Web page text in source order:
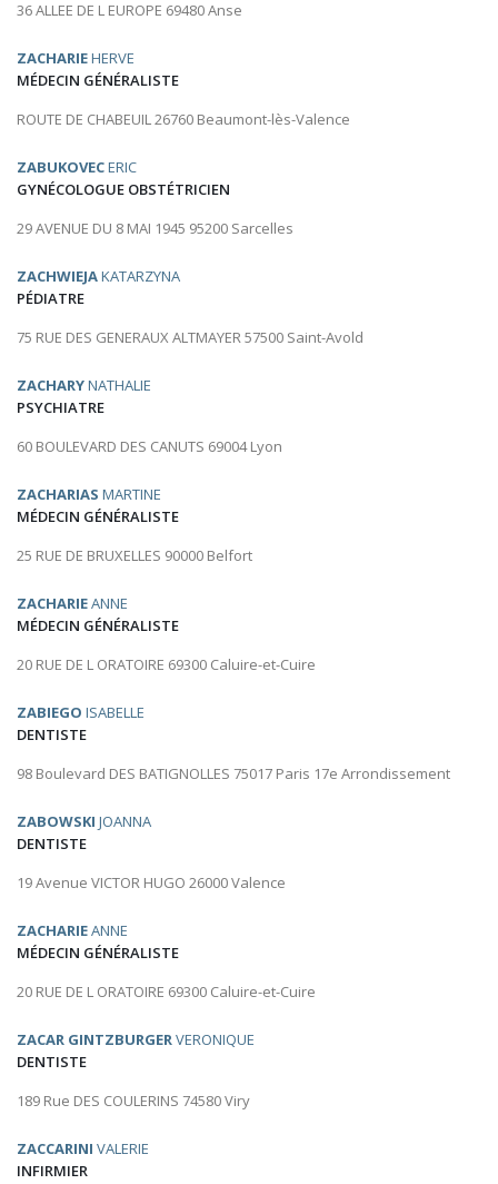
36 ALLEE DE L EUROPE 69480 Anse
ZACHARIEHERVE
MÉDECIN GÉNÉRALISTE
ROUTE DE CHABEUIL 26760 Beaumont-lès-Valence
ZABUKOVECERIC
GYNÉCOLOGUE OBSTÉTRICIEN
29 AVENUE DU 8 MAI 1945 95200 Sarcelles
ZACHWIEJAKATARZYNA
PÉDIATRE
75 RUE DES GENERAUX ALTMAYER 57500 Saint-Avold
ZACHARYNATHALIE
PSYCHIATRE
60 BOULEVARD DES CANUTS 69004 Lyon
ZACHARIAS MARTINE
MÉDECIN GÉNÉRALISTE
25 RUE DE BRUXELLES 90000 Belfort
ZACHARIEANNE
MÉDECIN GÉNÉRALISTE
20 RUE DE L ORATOIRE 69300 Caluire-et-Cuire
ZABIEGO ISABELLE
DENTISTE
98 Boulevard DES BATIGNOLLES 75017 Paris 17e Arrondissement
ZABOWSKI JOANNA
DENTISTE
19 Avenue VICTOR HUGO 26000 Valence
ZACHARIEANNE
MÉDECIN GÉNÉRALISTE
20 RUE DE L ORATOIRE 69300 Caluire-et-Cuire
ZACAR GINTZBURGERVERONIQUE
DENTISTE
189 Rue DES COULERINS 74580 Viry
ZACCARINI VALERIE
INFIRMIER